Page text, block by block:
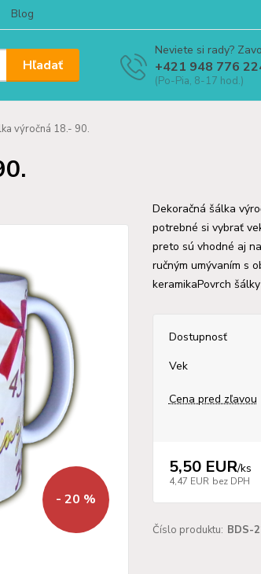
Blog
Hľadať
Neviete si rady?
+421 948 776
(Po-Pia, 8-17 hod.)
výročná 18.- 90.
- 20 %
Dekoračná šálka
potrebné si vybrať
preto sú vhodné aj
ručným umývaním s
keramikaPovrch
Dostupnosť
Vek
Cena pred zľavou
5,50 EUR/ks
4,47 EUR bez DPH
Číslo produktu: BDS-